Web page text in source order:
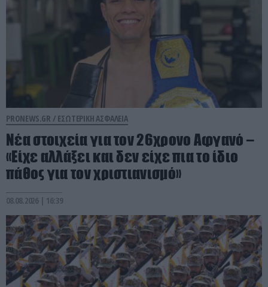
PRONEWS.GR / ΕΣΩΤΕΡΙΚΗ ΑΣΦΑΛΕΙΑ
Νέα στοιχεία για τον 26χρονο Αφγανό –
«Είχε αλλάξει και δεν είχε πια το ίδιο
πάθος για τον χριστιανισμό»
08.08.2026 | 16:39